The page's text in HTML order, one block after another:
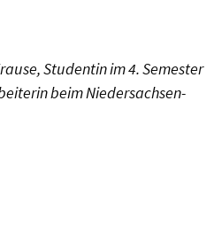
Studentin im 4. Semester
beim Niedersachsen-